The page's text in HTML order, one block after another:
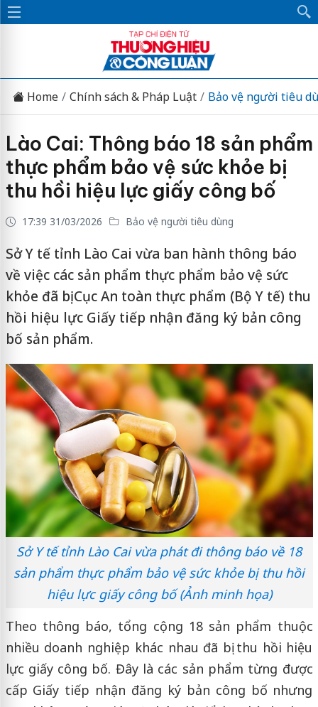
Home Chính sách & Pháp Luật Bảo vệ người tiêu
Lào Cai: Thông báo 18 sản phẩm
thực phẩm bảo vệ sức khỏe bị
thu hồi hiệu lực giấy công bố
17:39 31/03/2026 Bảo vệ người tiêu dùng
Sở Y tế tỉnh Lào Cai vừa ban hành thông báo
về việc các sản phẩm thực phẩm bảo vệ sức
khỏe đã bị Cục An toàn thực phẩm (Bộ Y tế) thu
hồi hiệu lực Giấy tiếp nhận đăng ký bản công
bố sản phẩm.
Sở Y tế tỉnh Lào Cai vừa phát đi thông báo về 18
sản phẩm thực phẩm bảo vệ sức khỏe bị thu hồi
hiệu lực giấy công bố (Ảnh minh họa)
Theo thông báo, tổng cộng 18 sản phẩm thuộc
nhiều doanh nghiệp khác nhau đã bị thu hồi hiệu
lực giấy công bố. Đây là các sản phẩm từng được
cấp Giấy tiếp nhận đăng ký bản công bố nhưng